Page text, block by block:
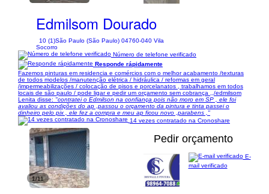
Edmilsom Dourado
10 (1)São Paulo (São Paulo) 04760-040 Vila
Socorro
Número de telefone verificado
Responde rápidamente
Fazemos pinturas em residencia e comércios com o melhor acabamento /texturas
de todos modelos /manutenção elétrica / hidráulica / reformas em geral
/impermeabilizações / colocação de pisos e porcelanatos , trabalhamos em todos
locais de são paulo / pode ligar e pedir um orçamento sem cobrança ,,/edmilsom
Lenita disse: "contratei o Edmilson na confiança pois não moro em SP , ele foi
avaliou as condições do ap ,passou o orçamento da pintura e tinta passei o
dinheiro pelo pix , ele fez a compra e meu ap ficou novo ,parabens ,"
14 vezes contratado na Cronoshare
1/11
Pedir orçamento
E-
mail verificado